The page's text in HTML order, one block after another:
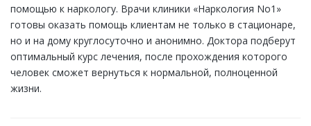
помощью к наркологу. Врачи клиники «Наркология No1»
готовы оказать помощь клиентам не только в стационаре,
но и на дому круглосуточно и анонимно. Доктора подберут
оптимальный курс лечения, после прохождения которого
человек сможет вернуться к нормальной, полноценной
жизни.